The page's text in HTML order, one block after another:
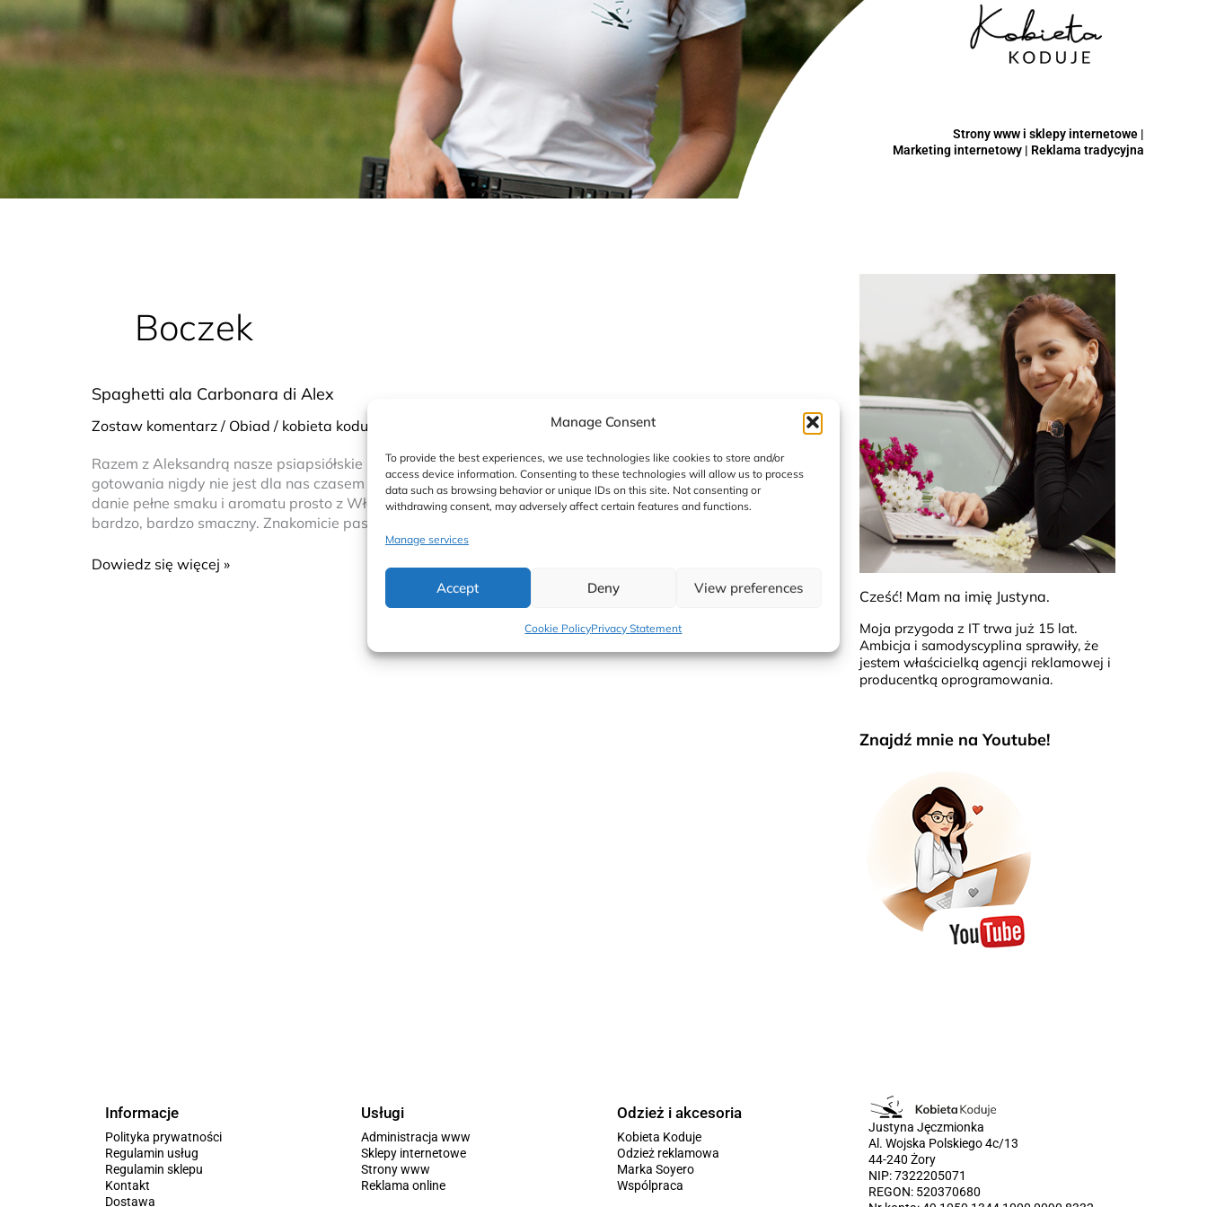
Manage Consent
To provide the best experiences, we use technologies like cookies to store and/or
access device information. Consenting to these technologies will allow us to process
data such as browsing behavior or unique IDs on this site. Not consenting or
withdrawing consent, may adversely affect certain features and functions.
Manage services
Accept Deny View preferences
Cookie PolicyPrivacy Statement
Strony www i sklepy internetowe |
Marketing internetowy | Reklama tradycyjna
Boczek
Spaghetti ala Carbonara di Alex
Zostaw komentarz / Obiad / kobieta koduje
Razem z Aleksandrą nasze psiapsiółskie spotkania zawsze zaliczamy do tych miłych, a czas wspólnego
gotowania nigdy nie jest dla nas czasem straconym. Dziś moja przyjaciółka – podróżniczka zaserwowała mi
danie pełne smaku i aromatu prosto z Włoch. Może nie był to dietetyczny obiad, a może bardziej rozpustny, ale
bardzo, bardzo smaczny. Znakomicie pasował dziś do […]
Spaghetti
Carbonara
Alex
Dowiedz się więcej »
Cześć! Mam na imię Justyna.
Moja przygoda z IT trwa już 15 lat.
Ambicja i samodyscyplina sprawiły, że
jestem właścicielką agencji reklamowej i
producentką oprogramowania.
Znajdź mnie na Youtube!
Informacje
Polityka prywatności
Regulamin usług
Regulamin sklepu
Kontakt
Dostawa
Usługi
Administracja www
Sklepy internetowe
Strony www
Reklama online
Odzież i akcesoria
Kobieta Koduje
Odzież reklamowa
Marka Soyero
Wspólpraca
Justyna Jęczmionka
Al. Wojska Polskiego 4c/13
44-240 Żory
NIP: 7322205071
REGON: 520370680